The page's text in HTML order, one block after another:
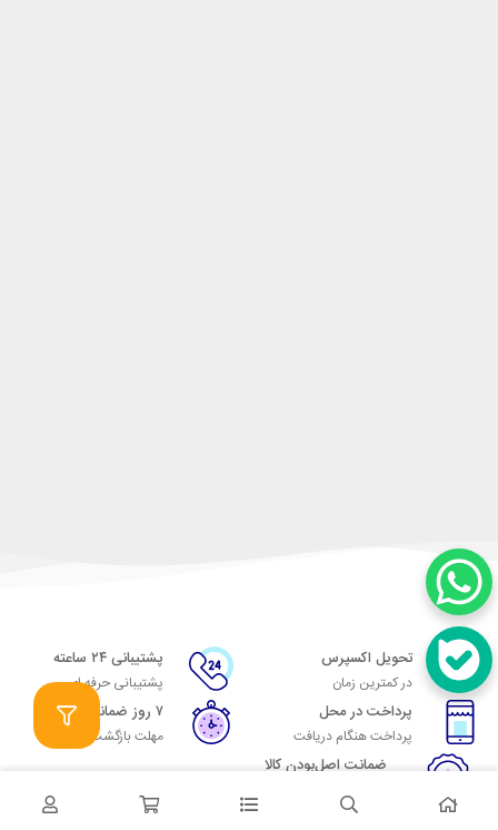
تحویل اکسپرس
در کمترین زمان
پشتیبانی ۲۴ ساعته
پشتیبانی حرفه ای
پرداخت در محل
پرداخت هنگام دریافت
۷ روز ضمانت
مهلت بازگشت وجه
ضمانت اصل‌بودن کالا